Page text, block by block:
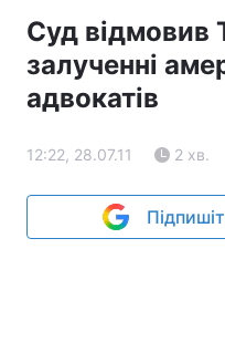
Суд відмовив
залученні
адвокатів
12:22, 28.07.11 2 хв.